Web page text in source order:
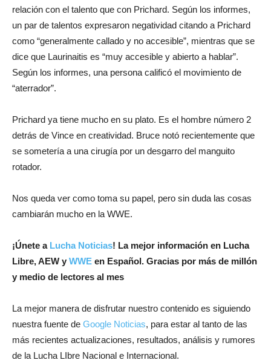
relación con el talento que con Prichard. Según los informes,
un par de talentos expresaron negatividad citando a Prichard
como “generalmente callado y no accesible”, mientras que se
dice que Laurinaitis es “muy accesible y abierto a hablar”.
Según los informes, una persona calificó el movimiento de
“aterrador”.
Prichard ya tiene mucho en su plato. Es el hombre número 2
detrás de Vince en creatividad. Bruce notó recientemente que
se sometería a una cirugía por un desgarro del manguito
rotador.
Nos queda ver como toma su papel, pero sin duda las cosas
cambiarán mucho en la WWE.
¡Únete a Lucha Noticias! La mejor información en Lucha
Libre, AEW y WWE en Español. Gracias por más de millón
y medio de lectores al mes
La mejor manera de disfrutar nuestro contenido es siguiendo
nuestra fuente de Google Noticias, para estar al tanto de las
más recientes actualizaciones, resultados, análisis y rumores
de la Lucha LIbre Nacional e Internacional.